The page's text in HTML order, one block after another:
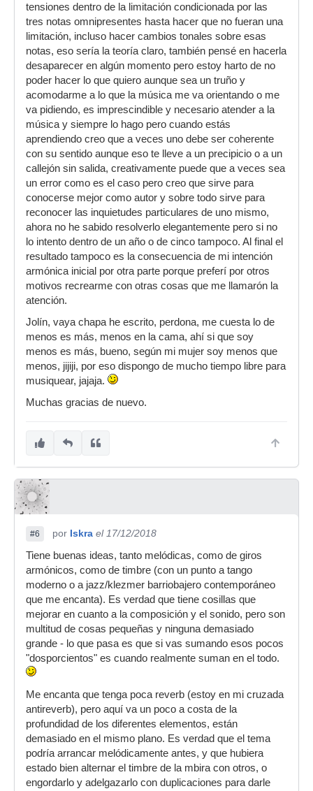
tensiones dentro de la limitación condicionada por las
tres notas omnipresentes hasta hacer que no fueran una
limitación, incluso hacer cambios tonales sobre esas
notas, eso sería la teoría claro, también pensé en hacerla
desaparecer en algún momento pero estoy harto de no
poder hacer lo que quiero aunque sea un truño y
acomodarme a lo que la música me va orientando o me
va pidiendo, es imprescindible y necesario atender a la
música y siempre lo hago pero cuando estás
aprendiendo creo que a veces uno debe ser coherente
con su sentido aunque eso te lleve a un precipicio o a un
callejón sin salida, creativamente puede que a veces sea
un error como es el caso pero creo que sirve para
conocerse mejor como autor y sobre todo sirve para
reconocer las inquietudes particulares de uno mismo,
ahora no he sabido resolverlo elegantemente pero si no
lo intento dentro de un año o de cinco tampoco. Al final el
resultado tampoco es la consecuencia de mi intención
armónica inicial por otra parte porque preferí por otros
motivos recrearme con otras cosas que me llamarón la
atención.
Jolín, vaya chapa he escrito, perdona, me cuesta lo de
menos es más, menos en la cama, ahí si que soy
menos es más, bueno, según mi mujer soy menos que
menos, jijiji, por eso dispongo de mucho tiempo libre para
musiquear, jajaja.
Muchas gracias de nuevo.
#6 por Iskra el 17/12/2018
Tiene buenas ideas, tanto melódicas, como de giros
armónicos, como de timbre (con un punto a tango
moderno o a jazz/klezmer barriobajero contemporáneo
que me encanta). Es verdad que tiene cosillas que
mejorar en cuanto a la composición y el sonido, pero son
multitud de cosas pequeñas y ninguna demasiado
grande - lo que pasa es que si vas sumando esos pocos
"dosporcientos" es cuando realmente suman en el todo.
Me encanta que tenga poca reverb (estoy en mi cruzada
antireverb), pero aquí va un poco a costa de la
profundidad de los diferentes elementos, están
demasiado en el mismo plano. Es verdad que el tema
podría arrancar melódicamente antes, y que hubiera
estado bien alternar el timbre de la mbira con otros, o
engordarlo y adelgazarlo con duplicaciones para darle